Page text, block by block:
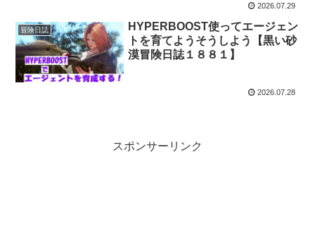
2026.07.29
冒険日誌
HYPERBOOST使ってエージェン
トを育てようそうしよう【黒い砂
漠冒険日誌１８８１】
2026.07.28
スポンサーリンク